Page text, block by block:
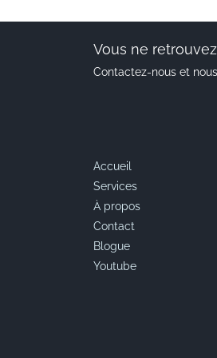
Vous ne
Contactez-nous et
Accueil
Services
À propos
Contact
Blogue
Youtube